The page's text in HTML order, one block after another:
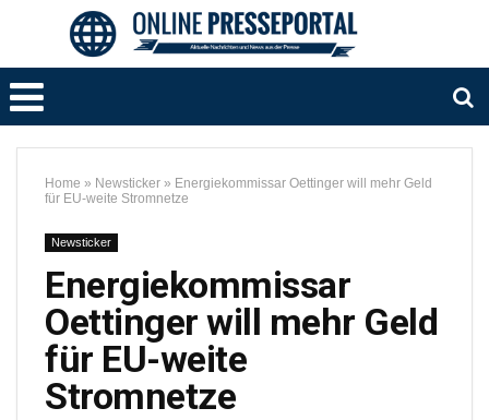
Home » Newsticker » Energiekommissar Oettinger will mehr Geld
für EU-weite Stromnetze
Newsticker
Energiekommissar
Oettinger will mehr Geld
für EU-weite
Stromnetze